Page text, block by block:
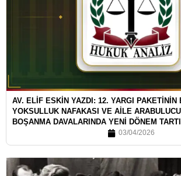
AV. ELİF ESKİN YAZDI: 12. YARGI PAKETİNİN
YOKSULLUK NAFAKASI VE AİLE
BOŞANMA DAVALARINDA YENİ DÖNEM
03/04/2026